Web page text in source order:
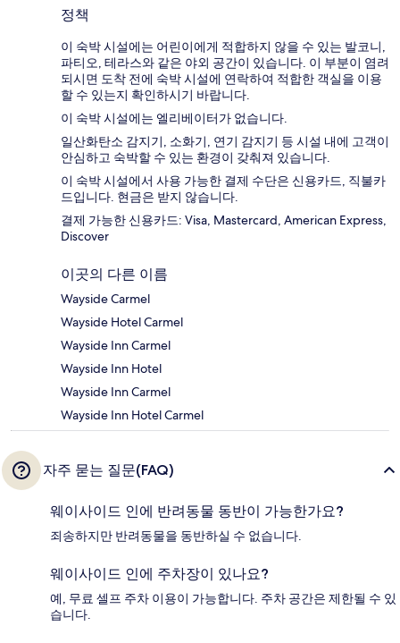
정책
이 숙박 시설에는 어린이에게 적합하지 않을 수 있는 발코니,
파티오, 테라스와 같은 야외 공간이 있습니다. 이 부분이 염려
되시면 도착 전에 숙박 시설에 연락하여 적합한 객실을 이용
할 수 있는지 확인하시기 바랍니다.
이 숙박 시설에는 엘리베이터가 없습니다.
일산화탄소 감지기, 소화기, 연기 감지기 등 시설 내에 고객이
안심하고 숙박할 수 있는 환경이 갖춰져 있습니다.
이 숙박 시설에서 사용 가능한 결제 수단은 신용카드, 직불카
드입니다. 현금은 받지 않습니다.
결제 가능한 신용카드: Visa, Mastercard, American Express,
Discover
이곳의 다른 이름
Wayside Carmel
Wayside Hotel Carmel
Wayside Inn Carmel
Wayside Inn Hotel
Wayside Inn Carmel
Wayside Inn Hotel Carmel
자주 묻는 질문(FAQ)
웨이사이드 인에 반려동물 동반이 가능한가요?
죄송하지만 반려동물을 동반하실 수 없습니다.
웨이사이드 인에 주차장이 있나요?
예, 무료 셀프 주차 이용이 가능합니다. 주차 공간은 제한될 수 있
습니다.